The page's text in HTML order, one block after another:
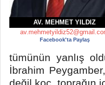
AV. MEHMET YILDIZ
Facebook'ta Paylaş
tümünün yanlış
İbrahim